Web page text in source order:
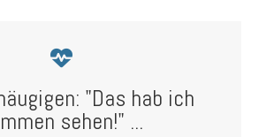
"Das hab ich
sehen!" ...